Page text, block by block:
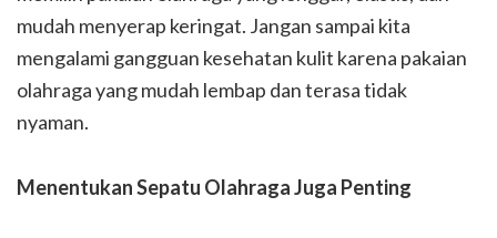
mudah menyerap keringat. Jangan sampai kita
mengalami gangguan kesehatan kulit karena pakaian
olahraga yang mudah lembap dan terasa tidak
nyaman.
Menentukan Sepatu Olahraga Juga Penting